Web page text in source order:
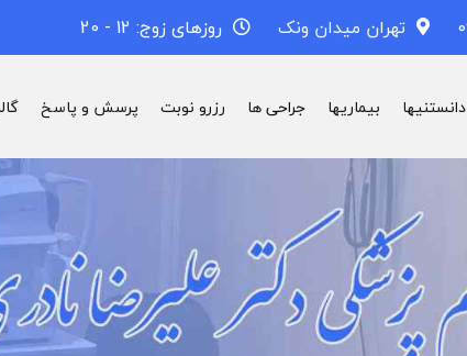
تهران میدان ونک روزهای زوج: 12 - 20
دانستنیها بیماریها جراحی ها رزرو نوبت پرسش و پاسخ